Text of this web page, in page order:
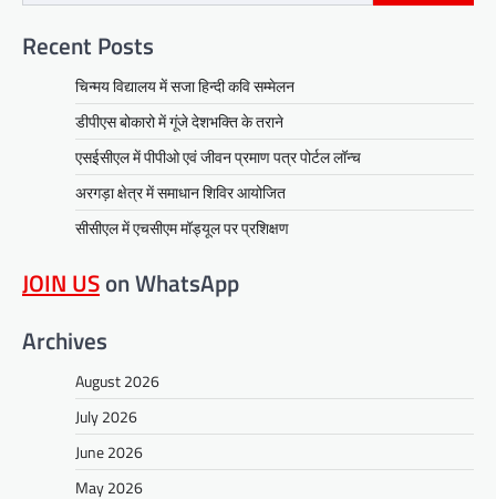
Recent Posts
चिन्मय विद्यालय में सजा हिन्दी कवि सम्मेलन
डीपीएस बोकारो में गूंजे देशभक्ति के तराने
एसईसीएल में पीपीओ एवं जीवन प्रमाण पत्र पोर्टल लॉन्च
अरगड़ा क्षेत्र में समाधान शिविर आयोजित
सीसीएल में एचसीएम मॉड्यूल पर प्रशिक्षण
JOIN USon WhatsApp
Archives
August 2026
July 2026
June 2026
May 2026